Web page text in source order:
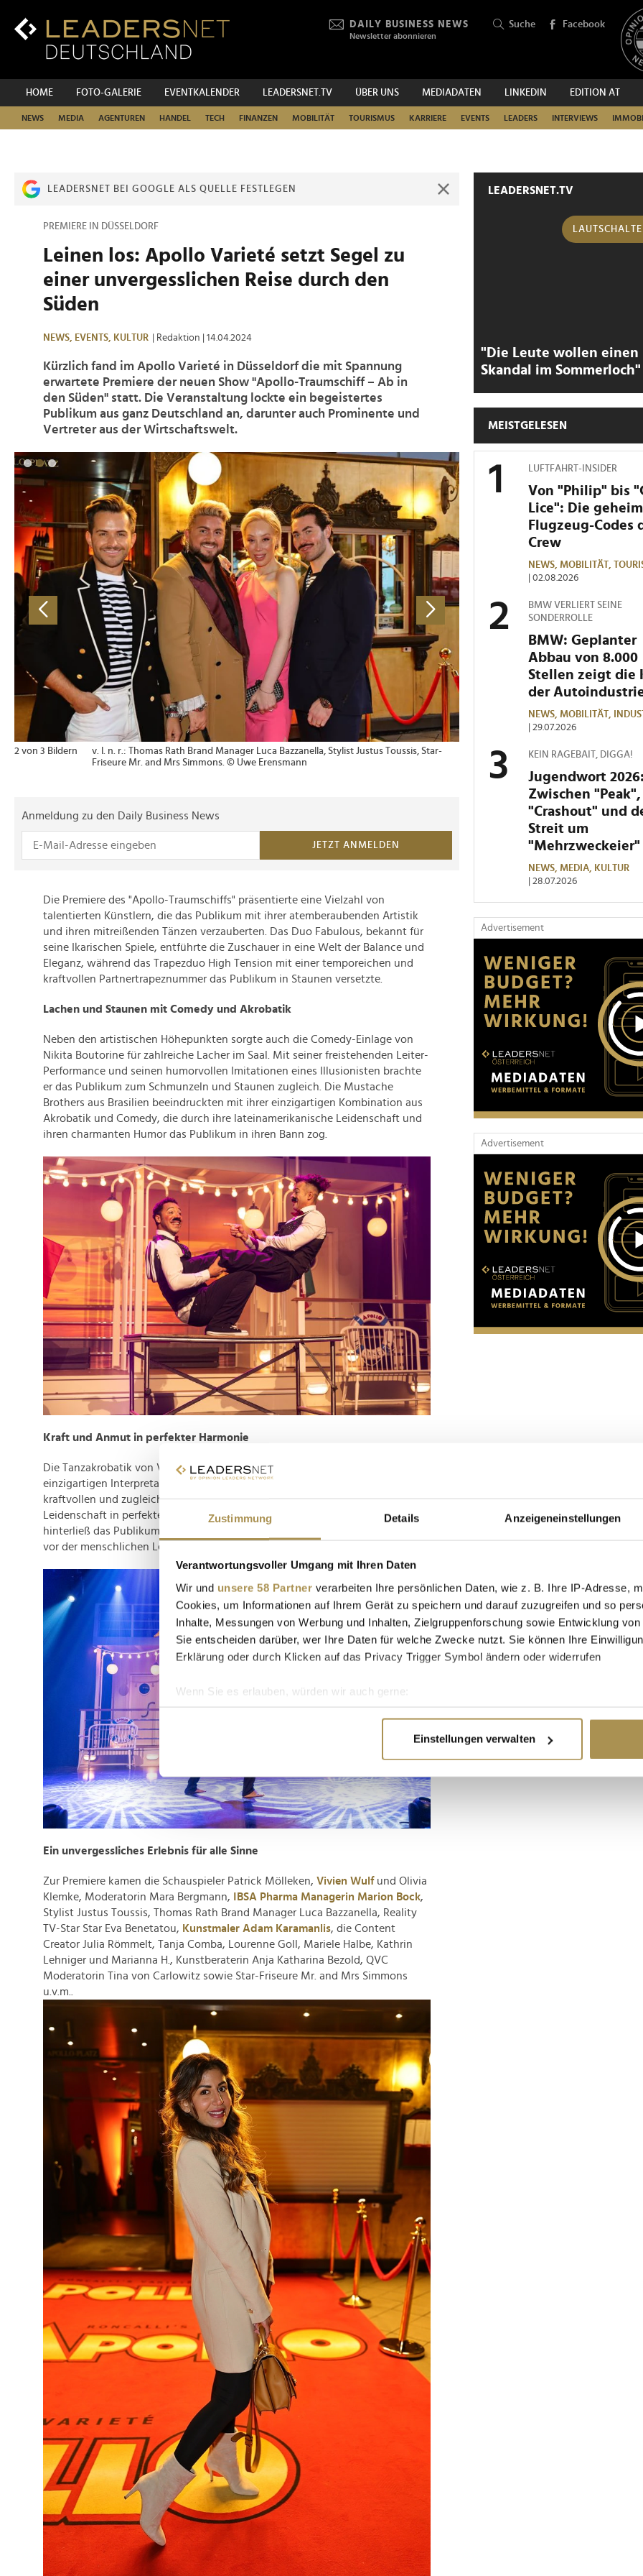
Zustimmung Details Anzeigeneinstellungen
Verantwortungsvoller Umgang mit Ihren Daten
Wir und unsere 58 Partner verarbeiten Ihre persönlichen Daten, wie z. B. Ihre IP-Adresse,
Cookies, um Informationen auf Ihrem Gerät zu speichern und darauf zuzugreifen und so
Inhalte, Messungen von Werbung und Inhalten, Zielgruppenforschung sowie Entwicklung
Sie entscheiden darüber, wer Ihre Daten für welche Zwecke nutzt. Sie können Ihre
Erklärung oder durch Klicken auf das Privacy Trigger Symbol ändern oder widerrufen
Wenn Sie es erlauben, würden wir auch gerne:
Informationen über Ihre geografische Lage erfassen, welche bis auf einige Meter
Erfahren Sie mehr darüber, wie Ihre persönlichen Daten verarbeitet werden, und legen Sie
Wir verwenden Cookies, um Inhalte und Anzeigen zu personalisieren, Funktionen für soziale
und die Zugriffe auf unsere Website zu analysieren. Außerdem geben wir Informationen zu
möglicherweise mit weiteren Daten zusammen, die Sie ihnen bereitgestellt haben oder die
Einstellungen verwalten
Inhalt
DAILY BUSINESS NEWS
Newsletter abonnieren
Suche Facebook
HOME FOTO-GALERIE EVENTKALENDER LEADERSNET.TV ÜBER UNS MEDIADATEN LINKEDIN EDITION AT
NEWS MEDIA AGENTUREN HANDEL TECH FINANZEN MOBILITÄT TOURISMUS KARRIERE EVENTS LEADERS INTERVIEWS
SUCHEN
LEADERSNET BEI GOOGLE ALS QUELLE FESTLEGEN
PREMIERE IN DÜSSELDORF
Leinen los: Apollo Varieté setzt Segel zu
einer unvergesslichen Reise durch den
Süden
NEWS, EVENTS, KULTUR | Redaktion | 14.04.2024
Kürzlich fand im Apollo Varieté in Düsseldorf die mit Spannung
erwartete Premiere der neuen Show "Apollo-Traumschiff – Ab in
den Süden" statt. Die Veranstaltung lockte ein begeistertes
Publikum aus ganz Deutschland an, darunter auch Prominente und
Vertreter aus der Wirtschaftswelt.
>
2 von 3 Bildern
v. l. n. r.: Thomas Rath Brand Manager Luca Bazzanella, Stylist Justus Toussis, Star-
Friseure Mr. and Mrs Simmons. © Uwe Erensmann
3 von 3 Bildern
Traumschiff TV-
Anmeldung zu den Daily Business News
JETZT ANMELDEN
Die Premiere des "Apollo-Traumschiffs" präsentierte eine Vielzahl von
talentierten Künstlern, die das Publikum mit ihrer atemberaubenden Artistik
und ihren mitreißenden Tänzen verzauberten. Das Duo Fabulous, bekannt für
seine Ikarischen Spiele, entführte die Zuschauer in eine Welt der Balance und
Eleganz, während das Trapezduo High Tension mit einer temporeichen und
kraftvollen Partnertrapeznummer das Publikum in Staunen versetzte.
Lachen und Staunen mit Comedy und Akrobatik
Neben den artistischen Höhepunkten sorgte auch die Comedy-Einlage von
Nikita Boutorine für zahlreiche Lacher im Saal. Mit seiner freistehenden Leiter-
Performance und seinen humorvollen Imitationen eines Illusionisten brachte
er das Publikum zum Schmunzeln und Staunen zugleich. Die Mustache
Brothers aus Brasilien beeindruckten mit ihrer einzigartigen Kombination aus
Akrobatik und Comedy, die durch ihre lateinamerikanische Leidenschaft und
ihren charmanten Humor das Publikum in ihren Bann zog.
Kraft und Anmut in perfekter Harmonie
Die Tanzakrobatik von Vadym & Dasha faszinierte das Publikum mit ihrer
einzigartigen Interpretation der ältesten Geschichte der Welt. In einer
kraftvollen und zugleich anmutigen Performance zeigten sie, wie Kraft und
Leidenschaft in perfekter Harmonie verschmelzen können. Ihre Darbietung
hinterließ das Publikum mit einer Gänsehaut und einem Gefühl der Ehrfurcht
vor der menschlichen Leistungsfähigkeit.
Ein unvergessliches Erlebnis für alle Sinne
Zur Premiere kamen die Schauspieler Patrick Mölleken, Vivien Wulf und Olivia
Klemke, Moderatorin Mara Bergmann,
IBSA Pharma Managerin Marion Bock,
Stylist Justus Toussis, Thomas Rath Brand Manager Luca Bazzanella, Reality
TV-Star Star Eva Benetatou, Kunstmaler Adam Karamanlis, die Content
Creator Julia Römmelt, Tanja Comba, Lourenne Goll, Mariele Halbe, Kathrin
Lehniger und Marianna H., Kunstberaterin Anja Katharina Bezold, QVC
Moderatorin Tina von Carlowitz sowie Star-Friseure Mr. and Mrs Simmons
u.v.m..
LEADERSNET.TV
"Die Leute wollen einen
Skandal im Sommerloch"
MEISTGELESEN
LUFTFAHRT-INSIDER
Von "Philip" bis
Lice": Die
Flugzeug-Codes
Crew
NEWS, MOBILITÄT,
| 02.08.2026
BMW VERLIERT SEINE
SONDERROLLE
BMW: Geplanter
Abbau von 8.000
Stellen zeigt die
der
NEWS, MOBILITÄT,
| 29.07.2026
KEIN RAGEBAIT, DIGGA!
Jugendwort 2026:
Zwischen "Peak",
"Crashout" und
Streit um
"Mehrzweckeier"
NEWS, MEDIA,
KULTUR
| 28.07.2026
Advertisement
Advertisement